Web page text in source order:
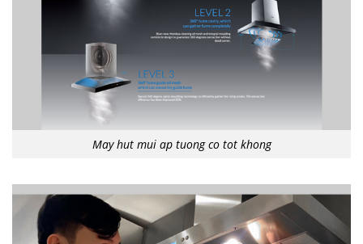
May hut mui ap tuong co tot khong